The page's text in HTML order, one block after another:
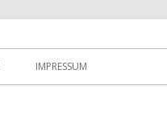
IMPRESSUM